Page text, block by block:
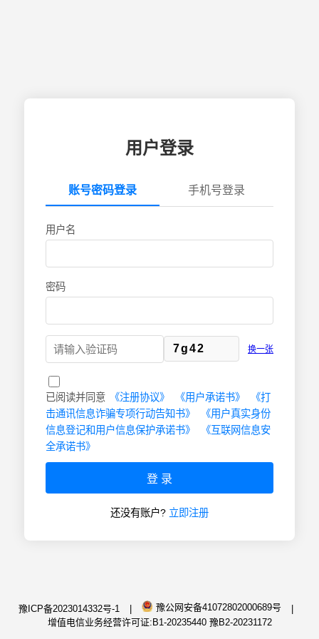
用户登录
账号密码登录 手机号登录
用户名
密码
7g42 换一张
已阅读并同意 《注册协议》 《用户承诺书》
《打
击通讯信息诈骗专项行动告知书》
《用户真实身份
信息登记和用户信息保护承诺书》
《互联网信息安
全承诺书》
登 录
还没有账户? 立即注册
豫ICP备2023014332号-1 豫公网安备41072802000689号
增值电信业务经营许可证:B1-20235440 豫B2-20231172